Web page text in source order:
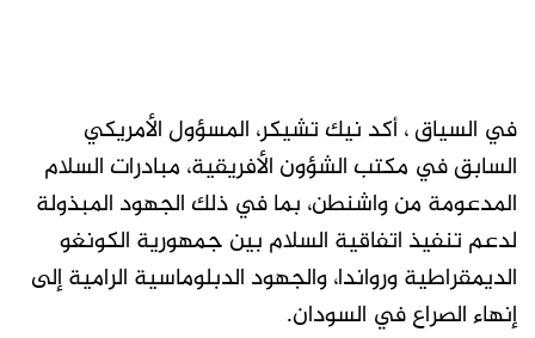
في السياق ، أكد نيك تشيكر، المسؤول الأمريكي
السابق في مكتب الشؤون الأفريقية، مبادرات السلام
المدعومة من واشنطن، بما في ذلك الجهود المبذولة
لدعم تنفيذ اتفاقية السلام بين جمهورية الكونغو
الديمقراطية ورواندا، والجهود الدبلوماسية الرامية إلى
إنهاء الصراع في السودان.